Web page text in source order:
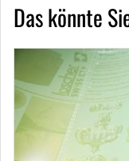
Das könnte